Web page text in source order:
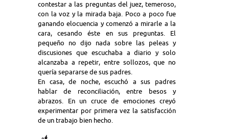
contestar a las preguntas del juez, temeroso,
con la voz y la mirada baja. Poco a poco fue
ganando elocuencia y comenzó a mirarle a la
cara, cesando éste en sus preguntas. El
pequeño no dijo nada sobre las peleas y
discusiones que escuchaba a diario y solo
alcanzaba a repetir, entre sollozos, que no
quería separarse de sus padres.
En casa, de noche, escuchó a sus padres
hablar de reconciliación, entre besos y
abrazos. En un cruce de emociones creyó
experimentar por primera vez la satisfacción
de un trabajo bien hecho.